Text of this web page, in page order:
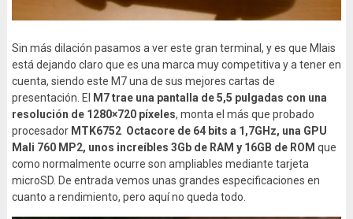
Sin más dilación pasamos a ver este gran terminal, y es que Mlais
está dejando claro que es una marca muy competitiva y a tener en
cuenta, siendo este M7 una de sus mejores cartas de
presentación. El
M7 trae una pantalla de 5,5 pulgadas con una
resolución de 1280×720 píxeles, monta el más que probado
procesadorMTK6752 Octacore de 64 bits a 1,7GHz, una GPU
Mali 760 MP2, unos increíbles 3Gb de RAM y 16GB de ROM que
como normalmente ocurre son ampliables mediante tarjeta
microSD. De entrada vemos unas grandes especificaciones en
cuanto a rendimiento, pero aquí no queda todo.